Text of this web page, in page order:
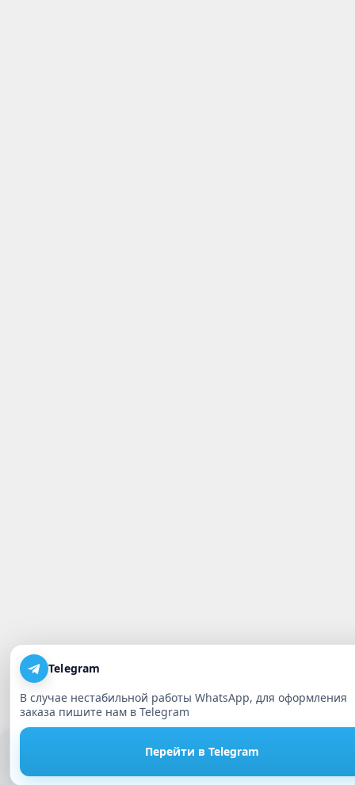
Telegram
В случае нестабильной работы WhatsApp, для оформления
заказа пишите нам в Telegram
Перейти в Telegram
Этот сайт использует cookie. Нажимая кнопку Принять или
использовать сайт, Вы даете свое согласие на работу с
Принять